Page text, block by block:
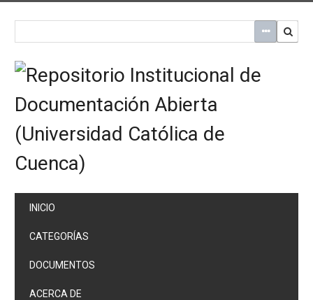
INICIO
CATEGORÍAS
DOCUMENTOS
ACERCA DE